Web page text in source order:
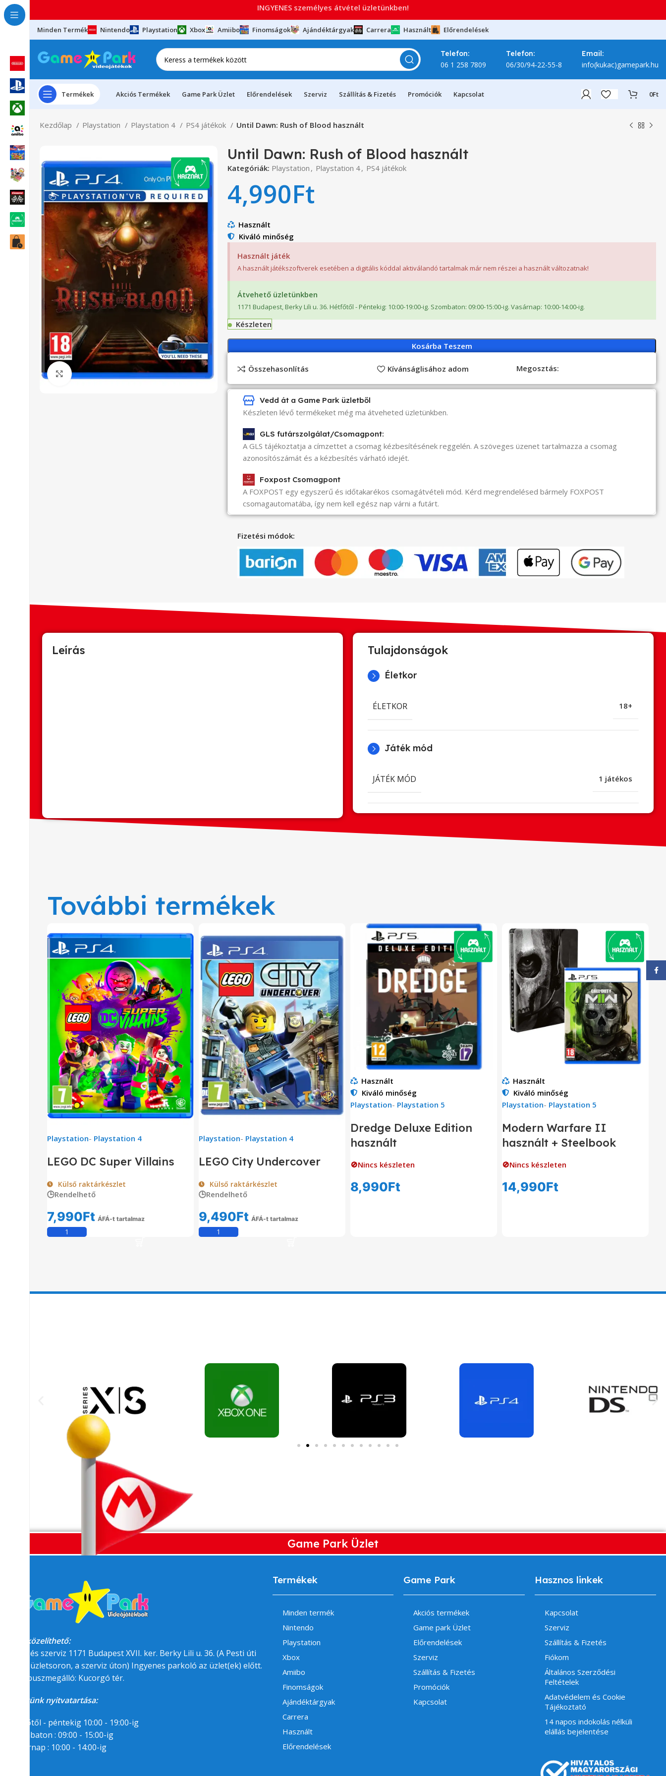
Segítségre van
Minden Termék Nintendo Playstation Xbox Amiibo Finomságok Ajándéktárgyak Carrera Használt Előrendelések
Telefon:
06 1 258 7809
Telefon:
06/30/94-22-55-8
Email:
info(kukac)gamepark.hu
Termékek Akciós Termékek Game Park Üzlet Előrendelések Szerviz Szállítás & Fizetés Promóciók Kapcsolat 0Ft
Kezdőlap Playstation Playstation 4 PS4 játékok Until Dawn: Rush of Blood használt
Click to enlarge
Until Dawn: Rush of Blood használt
Kategóriák: Playstation , Playstation 4, PS4 játékok
4,990Ft
Használt
Kiváló minőség
Használt játék
A használt játékszoftverek esetében a digitális kóddal aktiválandó tartalmak már nem részei a használt változatnak!
Átvehető üzletünkben
1171 Budapest, Berky Lili u. 36. Hétfőtől - Péntekig: 10:00-19:00-ig. Szombaton: 09:00-15:00-ig. Vasárnap: 10:00-14:00-ig.
Készleten
Kosárba Teszem
Összehasonlítás Kívánságlisához adom Megosztás:
Vedd át a Game Park üzletből
Készleten lévő termékeket még ma átveheted üzletünkben.
GLS futárszolgálat/Csomagpont:
A GLS tájékoztatja a címzettet a csomag kézbesítésének reggelén. A szöveges üzenet tartalmazza a csomag
azonosítószámát és a kézbesítés várható idejét.
Foxpost Csomagpont
A FOXPOST egy egyszerű és időtakarékos csomagátvételi mód. Kérd megrendelésed bármely FOXPOST
csomagautomatába, így nem kell egész nap várni a futárt.
Fizetési módok:
Leírás Tulajdonságok
Életkor
ÉLETKOR 18+
Játék mód
JÁTÉK MÓD 1 játékos
További termékek
Playstation- Playstation 4
LEGO DC Super Villains
Külső raktárkészlet
🕒Rendelhető
7,990Ft ÁFÁ-t tartalmaz
Playstation- Playstation 4
LEGO City Undercover
Külső raktárkészlet
🕒Rendelhető
9,490Ft ÁFÁ-t tartalmaz
Használt
Kiváló minőség
Playstation- Playstation 5
Dredge Deluxe Edition
használt
🚫Nincs készleten
8,990Ft
Használt
Kiváló minőség
Playstation- Playstation 5
Modern Warfare II
használt + Steelbook
🚫Nincs készleten
14,990Ft
Game Park Üzlet
Megközelíthető:
üzlet és szerviz 1171 Budapest XVII. ker. Berky Lili u. 36. (A Pesti úti
felőli üzletsoron, a szerviz úton) Ingyenes parkoló az üzlet(ek) előtt.
BKK buszmegálló: Kucorgó tér.
Üzletünk nyitvatartása:
Hétfőtől - péntekig 10:00 - 19:00-ig
Szombaton : 09:00 - 15:00-ig
Vasárnap : 10:00 - 14:00-ig
Termékek
Minden termék
Nintendo
Playstation
Xbox
Amiibo
Finomságok
Ajándéktárgyak
Carrera
Használt
Előrendelések
Game Park
Akciós termékek
Game park Üzlet
Előrendelések
Szerviz
Szállítás & Fizetés
Promóciók
Kapcsolat
Hasznos linkek
Kapcsolat
Szerviz
Szállítás & Fizetés
Fiókom
Általános Szerződési
Feltételek
Adatvédelem és Cookie
Tájékoztató
14 napos indokolás nélküli
elállás bejelentése
INGYENES személyes átvétel üzletünkben!